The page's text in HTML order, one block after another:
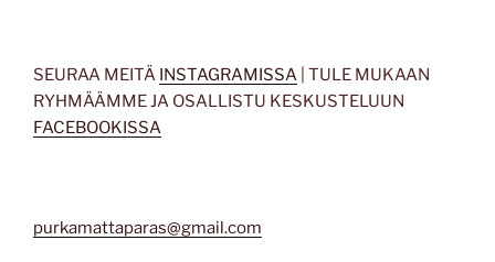
SEURAA MEITÄ INSTAGRAMISSA | TULE MUKAAN
RYHMÄÄMME JA OSALLISTU KESKUSTELUUN
FACEBOOKISSA
purkamattaparas@gmail.com